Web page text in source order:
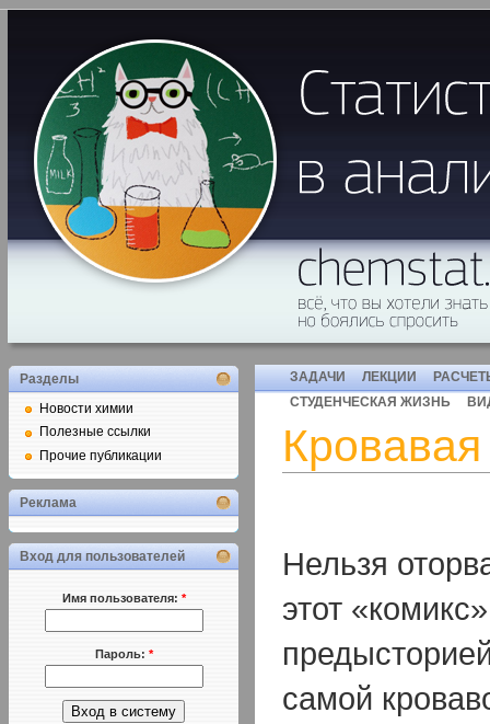
ЗАДАЧИ ЛЕКЦИИ
СТУДЕНЧЕСКАЯ ЖИЗНЬ
Нельзя
этот
самой
Разделы
Новости химии
Полезные ссылки
Прочие публикации
Реклама
Вход для пользователей
Имя пользователя: *
Пароль: *